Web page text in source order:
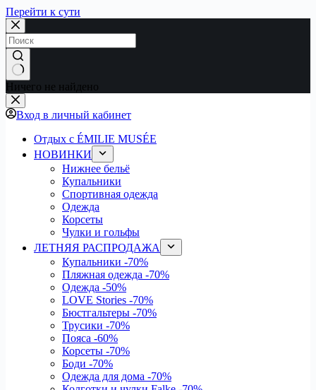
Перейти к сути
Ничего не найдено
Вход в личный кабинет
Отдых с ÉMILIE MUSÉE
НОВИНКИ
Нижнее бельё
Купальники
Спортивная одежда
Одежда
Корсеты
Чулки и гольфы
ЛЕТНЯЯ РАСПРОДАЖА
Купальники -70%
Пляжная одежда -70%
Одежда -50%
LOVE Stories -70%
Бюстгальтеры -70%
Трусики -70%
Пояса -60%
Корсеты -70%
Боди -70%
Одежда для дома -70%